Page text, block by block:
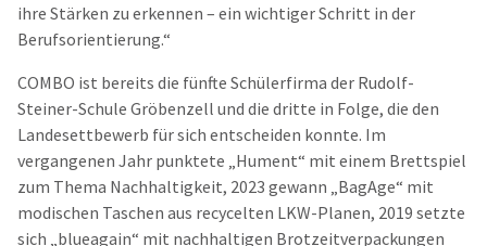
ihre Stärken zu erkennen – ein wichtiger Schritt in der
Berufsorientierung.“
COMBO ist bereits die fünfte Schülerfirma der Rudolf-
Steiner-Schule Gröbenzell und die dritte in Folge, die den
Landesettbewerb für sich entscheiden konnte. Im
vergangenen Jahr punktete „Hument“ mit einem Brettspiel
zum Thema Nachhaltigkeit, 2023 gewann „BagAge“ mit
modischen Taschen aus recycelten LKW-Planen, 2019 setzte
sich „blueagain“ mit nachhaltigen Brotzeitverpackungen